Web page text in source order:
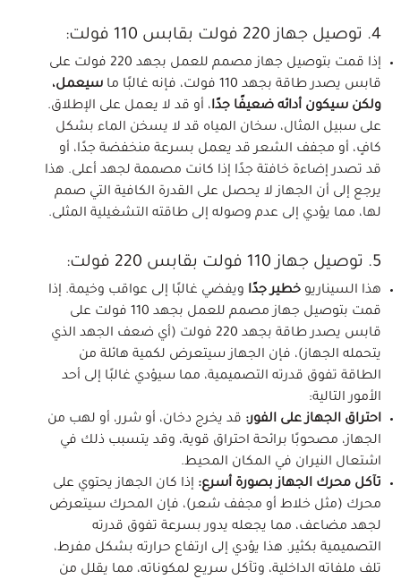
4. توصيل جهاز 220 فولت بقابس 110 فولت:
إذا قمت بتوصيل جهاز مصمم للعمل بجهد 220 فولت على
قابس يصدر طاقة بجهد 110 فولت، فإنه غالبًا ما
سيعمل،
ولكن سيكون أدائه ضعيفًا جدًا، أو قد لا يعمل على الإطلاق.
على سبيل المثال، سخان المياه قد لا يسخن الماء بشكل
كافٍ، أو مجفف الشعر قد يعمل بسرعة منخفضة جدًا، أو
قد تصدر إضاءة خافتة جدًا إذا كانت مصممة لجهد أعلى. هذا
يرجع إلى أن الجهاز لا يحصل على القدرة الكافية التي صمم
لها، مما يؤدي إلى عدم وصوله إلى طاقته التشغيلية المثلى.
5. توصيل جهاز 110 فولت بقابس 220 فولت:
هذا السيناريو خطير جدًا ويفضي غالبًا إلى عواقب وخيمة. إذا
قمت بتوصيل جهاز مصمم للعمل بجهد 110 فولت على
قابس يصدر طاقة بجهد 220 فولت (أي ضعف الجهد الذي
يتحمله الجهاز)، فإن الجهاز سيتعرض لكمية هائلة من
الطاقة تفوق قدرته التصميمية، مما سيؤدي غالبًا إلى أحد
الأمور التالية:
احتراق الجهاز على الفور: قد يخرج دخان، أو شرر، أو لهب من
الجهاز، مصحوبًا برائحة احتراق قوية، وقد يتسبب ذلك في
اشتعال النيران في المكان المحيط.
تآكل محرك الجهاز بصورة أسرع: إذا كان الجهاز يحتوي على
محرك (مثل خلاط أو مجفف شعر)، فإن المحرك سيتعرض
لجهد مضاعف، مما يجعله يدور بسرعة تفوق قدرته
التصميمية بكثير. هذا يؤدي إلى ارتفاع حرارته بشكل مفرط،
تلف ملفاته الداخلية، وتآكل سريع لمكوناته، مما يقلل من